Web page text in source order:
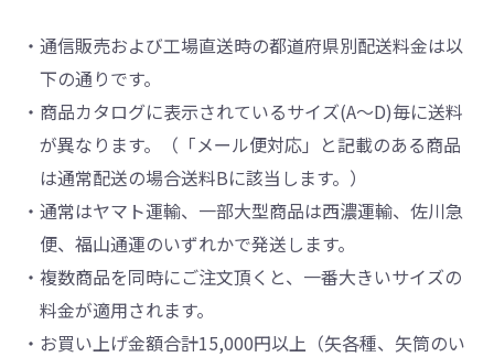
・通信販売および工場直送時の都道府県別配送料金は以
下の通りです。
・商品カタログに表示されているサイズ(A～D)毎に送料
が異なります。（「メール便対応」と記載のある商品
は通常配送の場合送料Bに該当します。）
・通常はヤマト運輸、一部大型商品は西濃運輸、佐川急
便、福山通運のいずれかで発送します。
・複数商品を同時にご注文頂くと、一番大きいサイズの
料金が適用されます。
・お買い上げ金額合計15,000円以上（矢各種、矢筒のい